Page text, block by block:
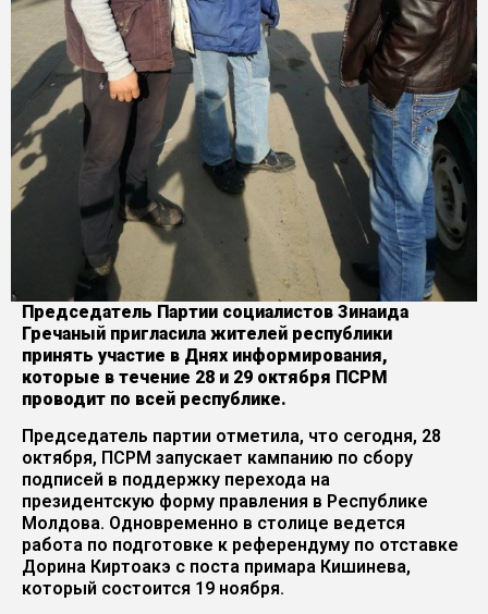
Председатель Партии социалистов Зинаида
Гречаный пригласила жителей республики
принять участие в Днях информирования,
которые в течение 28 и 29 октября ПСРМ
проводит по всей республике.
Председатель партии отметила, что сегодня, 28
октября, ПСРМ запускает кампанию по сбору
подписей в поддержку перехода на
президентскую форму правления в Республике
Молдова. Одновременно в столице ведется
работа по подготовке к референдуму по отставке
Дорина Киртоакэ с поста примара Кишинева,
который состоится 19 ноября.